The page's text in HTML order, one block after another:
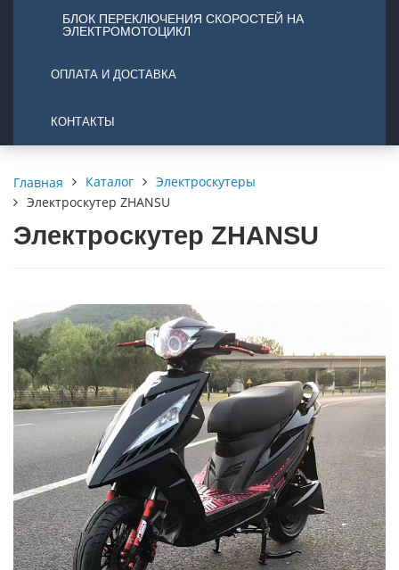
БЛОК ПЕРЕКЛЮЧЕНИЯ СКОРОСТЕЙ НА
ЭЛЕКТРОМОТОЦИКЛ
ОПЛАТА И ДОСТАВКА
КОНТАКТЫ
Главная Каталог
Электроскутеры
Электроскутер ZHANSU
Электроскутер ZHANSU